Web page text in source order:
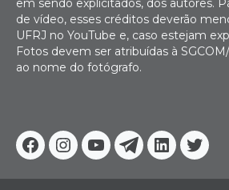
Facebook
Instagram
YoutubeTelegram
Linkedin
de vídeo, esses créditos deverão
UFRJ no YouTube e, caso estejam
Fotos devem ser atribuídas à
ao nome do fotógrafo.